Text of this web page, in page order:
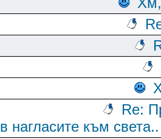
Re:
в нагласите към света..